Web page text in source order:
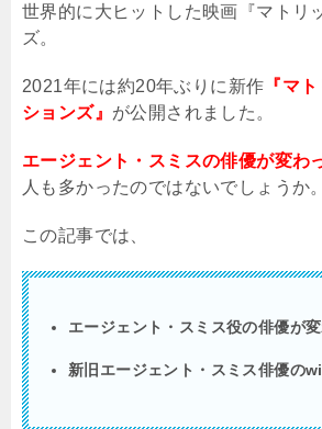
世界的に大ヒットした映画『マトリ
ズ。
2021年には約20年ぶりに新作 『マ
ションズ』 が公開されました。
エージェント・スミスの俳優が変わ
人も多かったのではないでしょうか。
この記事では、
エージェント・スミス役の俳優が
新旧エージェント・スミス俳優の